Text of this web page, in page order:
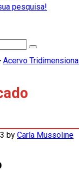
pesquisa!
Acervo Tridimensional
by Carla Mussoline